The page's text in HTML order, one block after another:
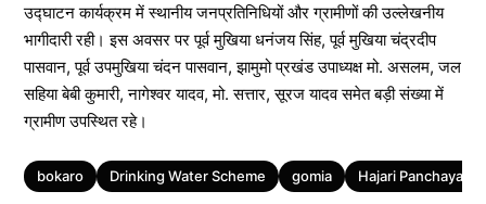
उद्घाटन कार्यक्रम में स्थानीय जनप्रतिनिधियों और ग्रामीणों की उल्लेखनीय
भागीदारी रही। इस अवसर पर पूर्व मुखिया धनंजय सिंह, पूर्व मुखिया चंद्रदीप
पासवान, पूर्व उपमुखिया चंदन पासवान, झामुमो प्रखंड उपाध्यक्ष मो. असलम, जल
सहिया बेबी कुमारी, नागेश्वर यादव, मो. सत्तार, सूरज यादव समेत बड़ी संख्या में
ग्रामीण उपस्थित रहे।
Tags
bokaro Drinking Water Scheme gomia Hajari Panchayat